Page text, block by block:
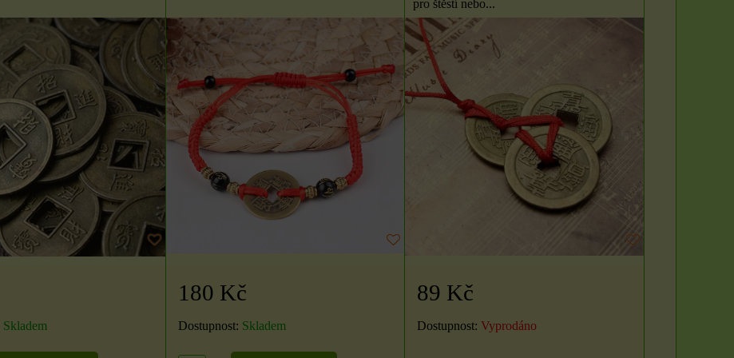
Skladem
180 Kč
Dostupnost: Skladem
pro štěstí nebo...
89 Kč
Dostupnost:Vyprodáno